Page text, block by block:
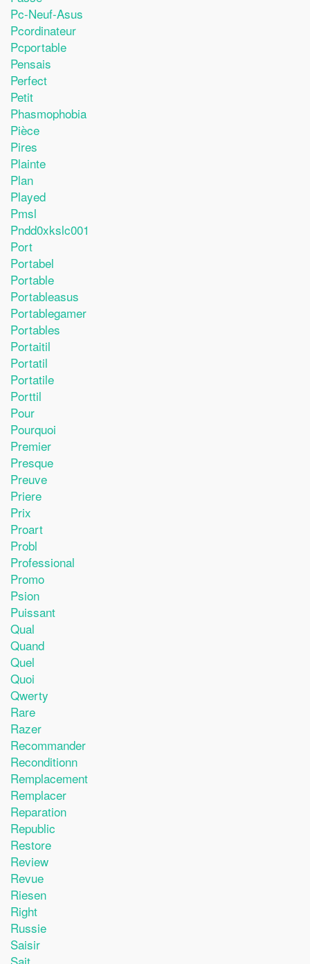
Pc-Neuf-Asus
Pcordinateur
Pcportable
Pensais
Perfect
Petit
Phasmophobia
Pièce
Pires
Plainte
Plan
Played
Pmsl
Pndd0xkslc001
Port
Portabel
Portable
Portableasus
Portablegamer
Portables
Portaitil
Portatil
Portatile
Porttil
Pour
Pourquoi
Premier
Presque
Preuve
Priere
Prix
Proart
Probl
Professional
Promo
Psion
Puissant
Qual
Quand
Quel
Quoi
Qwerty
Rare
Razer
Recommander
Reconditionn
Remplacement
Remplacer
Reparation
Republic
Restore
Review
Revue
Riesen
Right
Russie
Saisir